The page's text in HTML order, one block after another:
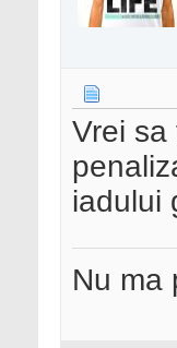
Vrei sa
iadului
Nu ma